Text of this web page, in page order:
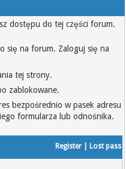
dostępu do tej części forum.
się na forum. Zaloguj się na
tej strony.
zablokowane.
bezpośrednio w pasek adresu
formularza lub odnośnika.
Register| Lost pass